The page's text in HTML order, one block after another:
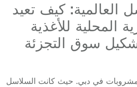
العالمية: كيف تعيد
المحلية للأغذية
سوق التجزئة
في دبي. حيث كانت السلاسل